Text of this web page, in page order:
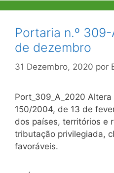
Portaria n.º
de dezembro
31 Dezembro, 2020 por
Port_309_A_2020
150/2004, de 13 de
dos países, territórios e
tributação privilegiada,
favoráveis.